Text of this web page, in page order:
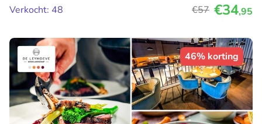
Verkocht: 48
€57 €34,95
46% korting